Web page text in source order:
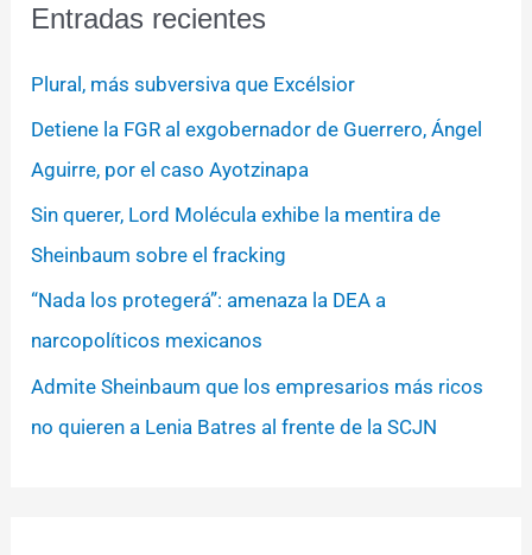
Entradas recientes
Plural, más subversiva que Excélsior
Detiene la FGR al exgobernador de Guerrero, Ángel
Aguirre, por el caso Ayotzinapa
Sin querer, Lord Molécula exhibe la mentira de
Sheinbaum sobre el fracking
“Nada los protegerá”: amenaza la DEA a
narcopolíticos mexicanos
Admite Sheinbaum que los empresarios más ricos
no quieren a Lenia Batres al frente de la SCJN